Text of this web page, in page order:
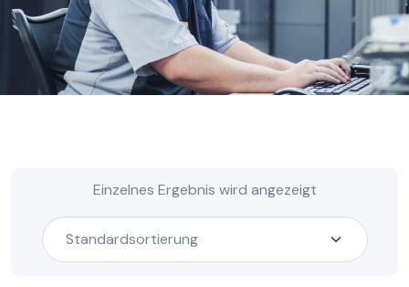
Einzelnes Ergebnis wird angezeigt